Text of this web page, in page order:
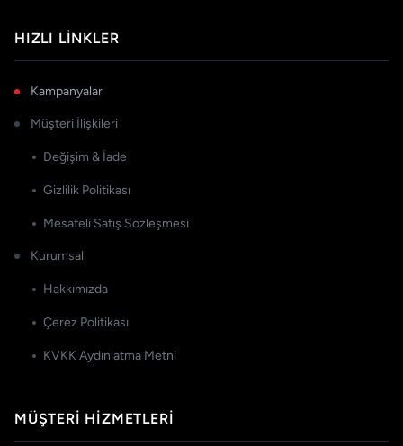
HIZLI LINKLER
Kampanyalar
Müşteri İlişkileri
Değişim & İade
Gizlilik Politikası
Mesafeli Satış Sözleşmesi
Kurumsal
Hakkımızda
Çerez Politikası
KVKK Aydınlatma Metni
MÜŞTERI HIZMETLERI